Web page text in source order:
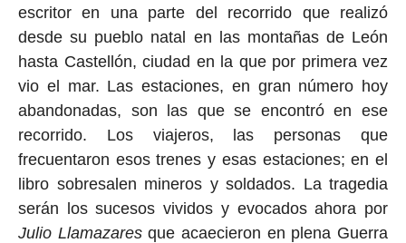
escritor en una parte del recorrido que realizó
desde su pueblo natal en las montañas de León
hasta Castellón, ciudad en la que por primera vez
vio el mar. Las estaciones, en gran número hoy
abandonadas, son las que se encontró en ese
recorrido. Los viajeros, las personas que
frecuentaron esos trenes y esas estaciones; en el
libro sobresalen mineros y soldados. La tragedia
serán los sucesos vividos y evocados ahora por
Julio Llamazaresque acaecieron en plena Guerra